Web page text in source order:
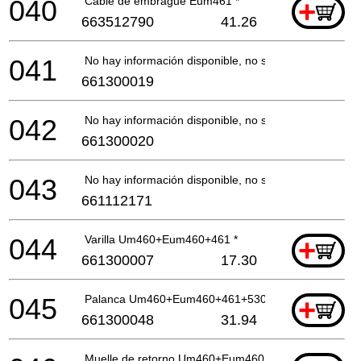
+
040 663512790 41.26
No hay información disponible, no se puede pedir
041 661300019
No hay información disponible, no se puede pedir
042 661300020
No hay información disponible, no se puede pedir
043 661112171
Varilla Um460+Eum460+461 * +
044 661300007 17.30
Palanca Um460+Eum460+461+530 * +
045 661300048 31.94
Muelle de retorno Um460+Eum460 *